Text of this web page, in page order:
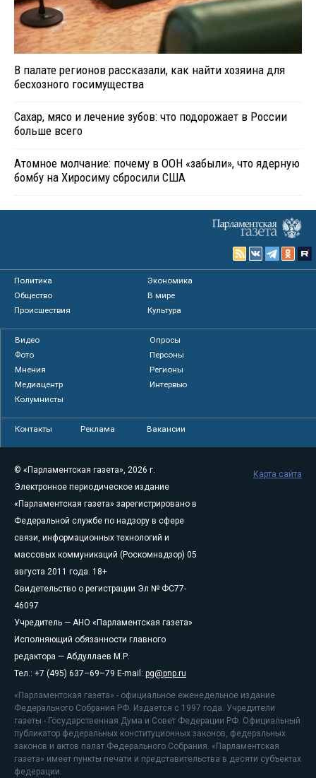
В палате регионов рассказали, как найти хозяина для
бесхозного госимущества
Сахар, мясо и лечение зубов: что подорожает в России
больше всего
Атомное молчание: почему в ООН «забыли», что ядерную
бомбу на Хиросиму сбросили США
Политика
Экономика
Общество
В мире
Происшествия
Культура
Видео
Опросы
Фото
Персоны
Мнения
Регионы
Медиацентр
Интервью
Колумнисты
Контакты Реклама Вакансии
© «Парламентская газета», 2026 г.
Электронное периодическое издание
«Парламентская газета» зарегистрировано в
Федеральной службе по надзору в сфере
связи, информационных технологий и
массовых коммуникаций (Роскомнадзор) 05
августа 2011 года. 18+
Свидетельство о регистрации Эл № ФС77-
46097
Учредитель — АНО «Парламентская газета»
Исполняющий обязанности главного
редактора — Абдуллаев М.Р.
Тел.: +7 (495) 637–69–79 E-mail: pg@pnp.ru
«Парламентская газета» - официальное еженедельное издание
Федерального Собрания РФ. Издается с 1997 года. Учредители
газеты - Государственная Дума и Совет Федерации РФ. Официальный
публикатор федеральных конституционных законов, федеральных
законов и актов палат Федерального Собрания. «Парламентская
газета» имеет пункты печати и представительства в десяти субъектах
федерации.
Карта сайта